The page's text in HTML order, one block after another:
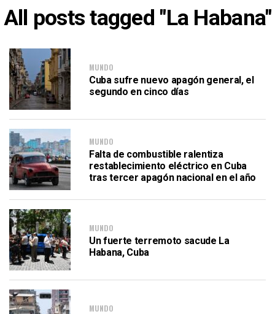
All posts tagged "La Habana"
MUNDO
Cuba sufre nuevo apagón general, el
segundo en cinco días
MUNDO
Falta de combustible ralentiza
restablecimiento eléctrico en Cuba
tras tercer apagón nacional en el año
MUNDO
Un fuerte terremoto sacude La
Habana, Cuba
MUNDO